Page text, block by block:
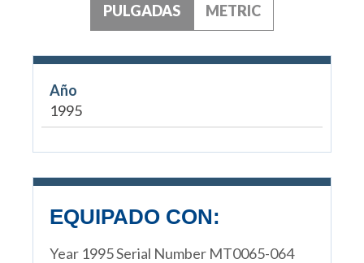
PULGADAS METRIC
Año
1995
EQUIPADO CON:
Year 1995 Serial Number MT0065-064